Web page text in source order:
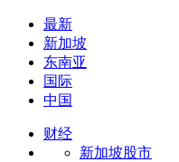
最新
新加坡
东南亚
国际
中国
财经
新加坡股市